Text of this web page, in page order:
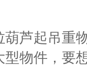
起吊重物
型物件，要